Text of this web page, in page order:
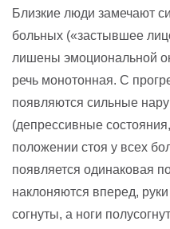
Близкие люди замечают
больных («застывшее
лишены эмоциональной
речь монотонная. С
появляются сильные
(депрессивные
положении стоя у всех
появляется одинаковая
наклоняются вперед,
согнуты, а ноги